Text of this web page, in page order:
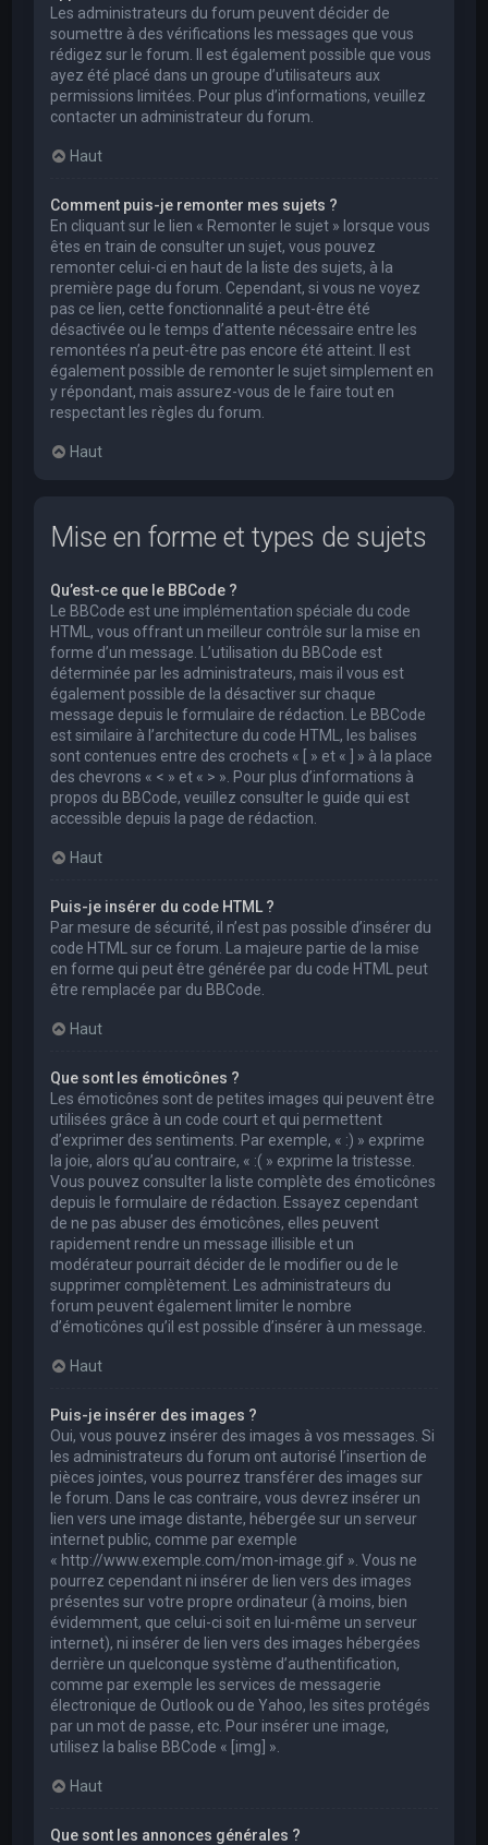
Les administrateurs du forum peuvent décider de
soumettre à des vérifications les messages que vous
rédigez sur le forum. Il est également possible que vous
ayez été placé dans un groupe d’utilisateurs aux
permissions limitées. Pour plus d’informations, veuillez
contacter un administrateur du forum.
Haut
Comment puis-je remonter mes sujets ?
En cliquant sur le lien « Remonter le sujet » lorsque vous
êtes en train de consulter un sujet, vous pouvez
remonter celui-ci en haut de la liste des sujets, à la
première page du forum. Cependant, si vous ne voyez
pas ce lien, cette fonctionnalité a peut-être été
désactivée ou le temps d’attente nécessaire entre les
remontées n’a peut-être pas encore été atteint. Il est
également possible de remonter le sujet simplement en
y répondant, mais assurez-vous de le faire tout en
respectant les règles du forum.
Haut
Mise en forme et types de sujets
Qu’est-ce que le BBCode ?
Le BBCode est une implémentation spéciale du code
HTML, vous offrant un meilleur contrôle sur la mise en
forme d’un message. L’utilisation du BBCode est
déterminée par les administrateurs, mais il vous est
également possible de la désactiver sur chaque
message depuis le formulaire de rédaction. Le BBCode
est similaire à l’architecture du code HTML, les balises
sont contenues entre des crochets « [ » et « ] » à la place
des chevrons « < » et « > ». Pour plus d’informations à
propos du BBCode, veuillez consulter le guide qui est
accessible depuis la page de rédaction.
Haut
Puis-je insérer du code HTML ?
Par mesure de sécurité, il n’est pas possible d’insérer du
code HTML sur ce forum. La majeure partie de la mise
en forme qui peut être générée par du code HTML peut
être remplacée par du BBCode.
Haut
Que sont les émoticônes ?
Les émoticônes sont de petites images qui peuvent être
utilisées grâce à un code court et qui permettent
d’exprimer des sentiments. Par exemple, « :) » exprime
la joie, alors qu’au contraire, « :( » exprime la tristesse.
Vous pouvez consulter la liste complète des émoticônes
depuis le formulaire de rédaction. Essayez cependant
de ne pas abuser des émoticônes, elles peuvent
rapidement rendre un message illisible et un
modérateur pourrait décider de le modifier ou de le
supprimer complètement. Les administrateurs du
forum peuvent également limiter le nombre
d’émoticônes qu’il est possible d’insérer à un message.
Haut
Puis-je insérer des images ?
Oui, vous pouvez insérer des images à vos messages. Si
les administrateurs du forum ont autorisé l’insertion de
pièces jointes, vous pourrez transférer des images sur
le forum. Dans le cas contraire, vous devrez insérer un
lien vers une image distante, hébergée sur un serveur
internet public, comme par exemple
« http://www.exemple.com/mon-image.gif ». Vous ne
pourrez cependant ni insérer de lien vers des images
présentes sur votre propre ordinateur (à moins, bien
évidemment, que celui-ci soit en lui-même un serveur
internet), ni insérer de lien vers des images hébergées
derrière un quelconque système d’authentification,
comme par exemple les services de messagerie
électronique de Outlook ou de Yahoo, les sites protégés
par un mot de passe, etc. Pour insérer une image,
utilisez la balise BBCode « [img] ».
Haut
Que sont les annonces générales ?